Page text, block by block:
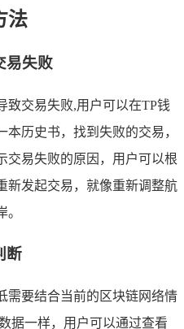
法
易失败
致交易失败,用户可以在TP钱
历史书，找到失败的交易，
交易失败的原因，用户可以根
新发起交易，就像重新调整航
断
需要结合当前的区块链网络情
据一样，用户可以通过查看